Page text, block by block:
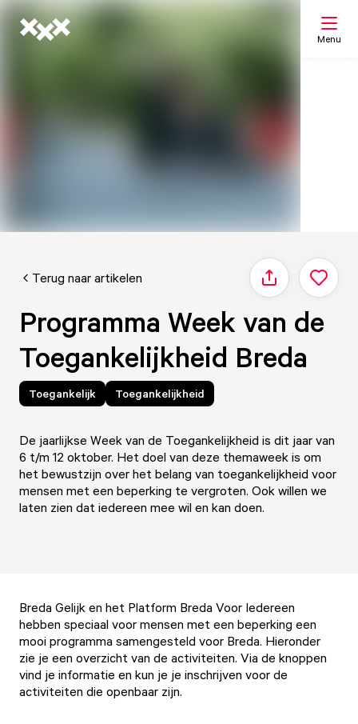
Menu
Terug naar artikelen Delen
Programma Week van de
Toegankelijkheid Breda
Toegankelijk Toegankelijkheid
De jaarlijkse Week van de Toegankelijkheid is dit jaar van
6 t/m 12 oktober. Het doel van deze themaweek is om
het bewustzijn over het belang van toegankelijkheid voor
mensen met een beperking te vergroten. Ook willen we
laten zien dat iedereen mee wil en kan doen.
Breda Gelijk en het Platform Breda Voor Iedereen
hebben speciaal voor mensen met een beperking een
mooi programma samengesteld voor Breda. Hieronder
zie je een overzicht van de activiteiten. Via de knoppen
vind je informatie en kun je je inschrijven voor de
activiteiten die openbaar zijn.